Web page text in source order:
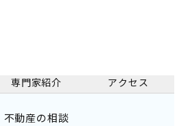
専門家紹介 アクセス
不動産の相談